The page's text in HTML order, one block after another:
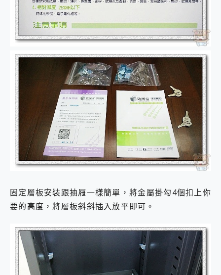
固定層板安裝跟抽屜一樣簡單，將金屬掛勾4個扣上你
要的高度，將層板斜斜插入放平即可。